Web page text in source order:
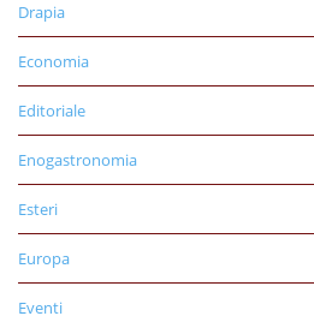
Drapia
Economia
Editoriale
Enogastronomia
Esteri
Europa
Eventi